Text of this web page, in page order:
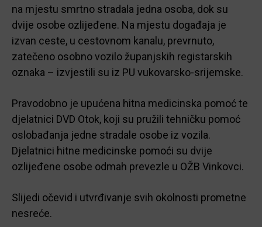
na mjestu smrtno stradala jedna osoba, dok su
dvije osobe ozlijeđene. Na mjestu događaja je
izvan ceste, u cestovnom kanalu, prevrnuto,
zatečeno osobno vozilo županjskih registarskih
oznaka – izvjestili su iz PU vukovarsko-srijemske.
Pravodobno je upućena hitna medicinska pomoć te
djelatnici DVD Otok, koji su pružili tehničku pomoć
oslobađanja jedne stradale osobe iz vozila.
Djelatnici hitne medicinske pomoći su dvije
ozlijeđene osobe odmah prevezle u OŽB Vinkovci.
Slijedi očevid i utvrđivanje svih okolnosti prometne
nesreće.